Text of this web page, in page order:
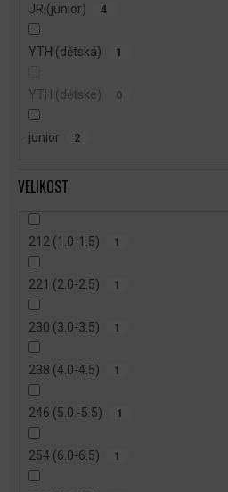
JR (junior) 4
YTH (dětská) 1
YTH (dětské) 0
junior 2
VELIKOST
212 (1.0-1.5) 1
221 (2.0-2.5) 1
230 (3.0-3.5) 1
238 (4.0-4.5) 1
246 (5.0.-5.5) 1
254 (6.0-6.5) 1